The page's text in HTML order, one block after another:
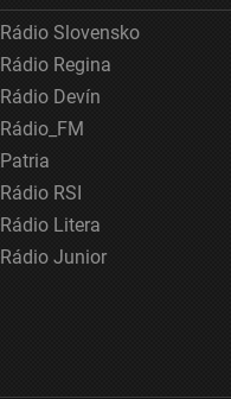
Rádio Slovensko
Rádio Regina
Rádio Devín
Rádio_FM
Patria
Rádio RSI
Rádio Litera
Rádio Junior